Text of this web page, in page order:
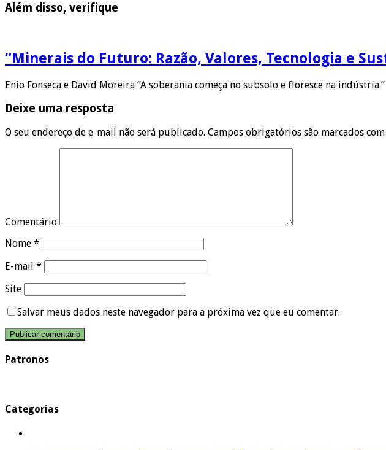
Além disso, verifique
“Minerais do Futuro: Razão, Valores, Tecnologia e
Enio Fonseca e David Moreira “A soberania começa no subsolo e floresce na
Deixe uma resposta
O seu endereço de e-mail não será publicado. Campos obrigatórios são marcados com
Comentário
Nome *
E-mail *
Site
Salvar meus dados neste navegador para a próxima vez que eu comentar.
Patronos
Categorias